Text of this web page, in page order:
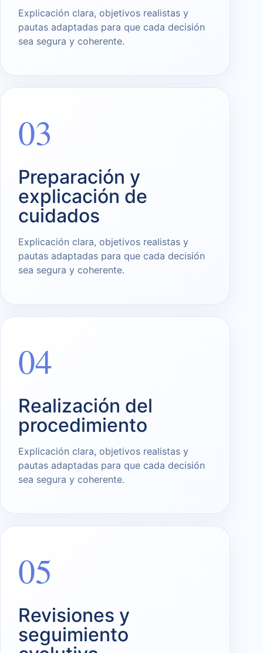
Explicación clara, objetivos realistas y
pautas adaptadas para que cada decisión
sea segura y coherente.
03
Preparación y
explicación de
cuidados
Explicación clara, objetivos realistas y
pautas adaptadas para que cada decisión
sea segura y coherente.
04
Realización del
procedimiento
Explicación clara, objetivos realistas y
pautas adaptadas para que cada decisión
sea segura y coherente.
05
Revisiones y
seguimiento